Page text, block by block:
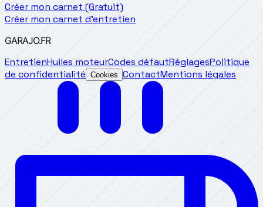
Créer mon carnet (Gratuit)
Créer mon carnet d'entretien
GARAJO.FR
EntretienHuiles moteurCodes défautRéglagesPolitique
de confidentialité Cookies ContactMentions légales